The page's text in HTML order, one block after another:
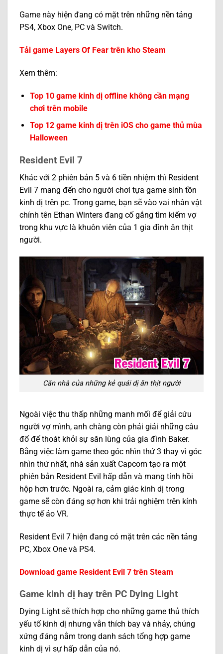
Game này hiện đang có mặt trên những nền tảng
PS4, Xbox One, PC và Switch.
Tải game Layers Of Fear trên kho Steam
Xem thêm:
Top 10 game kinh dị offline không cần mạng
chơi trên mobile
Top 12 game kinh dị trên iOS cho game thủ mùa
Halloween
Resident Evil 7
Khác với 2 phiên bản 5 và 6 tiền nhiệm thì Resident
Evil 7 mang đến cho người chơi tựa game sinh tồn
kinh dị trên pc. Trong game, bạn sẽ vào vai nhân vật
chính tên Ethan Winters đang cố gắng tìm kiếm vợ
trong khu vực là khuôn viên của 1 gia đình ăn thịt
người.
Căn nhà của những kẻ quái dị ăn thịt người
Ngoài việc thu thấp những manh mối để giải cứu
người vợ mình, anh chàng còn phải giải những câu
đố để thoát khỏi sự săn lùng của gia đình Baker.
Bằng việc làm game theo góc nhìn thứ 3 thay vì góc
nhìn thứ nhất, nhà sản xuất Capcom tạo ra một
phiên bản Resident Evil hấp dẫn và mang tính hồi
hộp hơn trước. Ngoài ra, cảm giác kinh dị trong
game sẽ còn đáng sợ hơn khi trải nghiệm trên kính
thực tế ảo VR.
Resident Evil 7 hiện đang có mặt trên các nền tảng
PC, Xbox One và PS4.
Download game Resident Evil 7 trên Steam
Game kinh dị hay trên PC Dying Light
Dying Light sẽ thích hợp cho những game thủ thích
yếu tố kinh dị nhưng vẫn thích bay và nhảy, chúng
xứng đáng nằm trong danh sách tổng hợp game
kinh dị vì sự hấp dẫn của nó.